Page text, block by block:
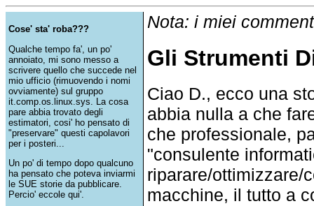
Cose' sta' roba???
Qualche tempo fa', un po'
annoiato, mi sono messo a
scrivere quello che succede nel
mio ufficio (rimuovendo i nomi
ovviamente) sul gruppo
it.comp.os.linux.sys. La cosa
pare abbia trovato degli
estimatori, cosi' ho pensato di
"preservare" questi capolavori
per i posteri...
Un po' di tempo dopo qualcuno
ha pensato che poteva inviarmi
le SUE storie da pubblicare.
Percio' eccole qui'.
Nota: i miei
Gli Strumenti
Ciao D., ecco una
abbia nulla a che
che professionale,
"consulente
riparare/ottimizzare/
macchine, il tutto a